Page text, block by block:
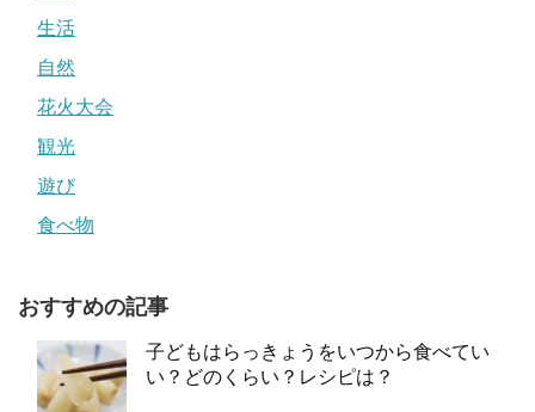
生活
自然
花火大会
観光
遊び
食べ物
おすすめの記事
子どもはらっきょうをいつから食べてい
い？どのくらい？レシピは？